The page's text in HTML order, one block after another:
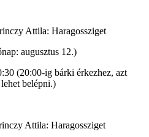
Attila: Haragossziget
augusztus 12.)
(20:00-ig bárki érkezhez, azt
belépni.)
Attila: Haragossziget